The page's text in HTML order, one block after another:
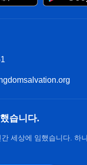
습니다.
세상에 임했습니다. 하